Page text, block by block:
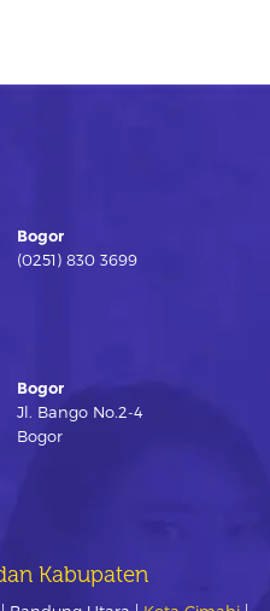
Bogor
(0251) 830 3699
Bogor
Jl. Bango No.2-4
Bogor
Kabupaten